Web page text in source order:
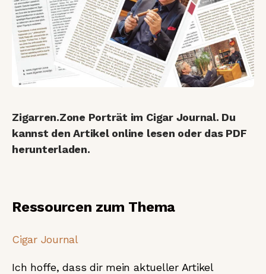
Zigarren.Zone Porträt im Cigar Journal. Du
kannst den Artikel online lesen oder das PDF
herunterladen.
Ressourcen zum Thema
Cigar Journal
Ich hoffe, dass dir mein aktueller Artikel